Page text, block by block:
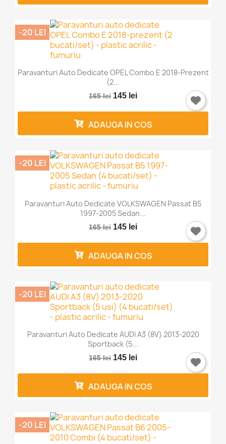
Paravanturi Auto Dedicate OPEL Combo E 2018-Prezent
(2...
165 lei 145 lei
-20 LEI
ADAUGA IN COS
Paravanturi Auto Dedicate VOLKSWAGEN Passat B5
1997-2005 Sedan...
165 lei 145 lei
-20 LEI
ADAUGA IN COS
Paravanturi Auto Dedicate AUDI A3 (8V) 2013-2020
Sportback (5...
165 lei 145 lei
-20 LEI
ADAUGA IN COS
-20 LEI